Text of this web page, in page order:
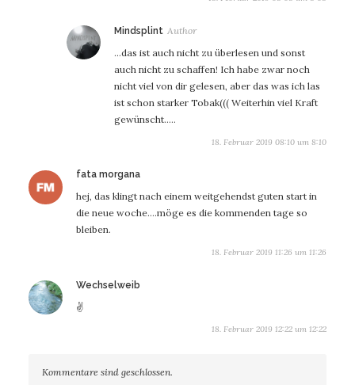
Mindsplint sagt:
…das ist auch nicht zu überlesen und sonst
auch nicht zu schaffen! Ich habe zwar noch
nicht viel von dir gelesen, aber das was ich las
ist schon starker Tobak((( Weiterhin viel Kraft
gewünscht…..
18. Februar 2019 08:10 um 8:10
fata morganasagt:
hej, das klingt nach einem weitgehendst guten start in
die neue woche….möge es die kommenden tage so
bleiben.
18. Februar 2019 11:26 um 11:26
Wechselweib
✌️
18. Februar 2019 12:22 um 12:22
Kommentare sind geschlossen.